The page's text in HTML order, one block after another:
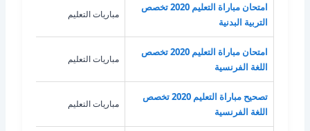
امتحان مباراة التعليم 2020 تخصص
التربية البدنية
مباريات التعليم
امتحان مباراة التعليم 2020 تخصص
اللغة الفرنسية
مباريات التعليم
تصحيح مباراة التعليم 2020 تخصص
اللغة الفرنسية
مباريات التعليم